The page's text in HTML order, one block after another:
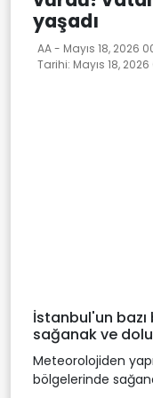
yaşadı
AA - Mayıs 18, 2026
Tarihi: Mayıs 18,
İstanbul'un
sağanak ve
Meteorolojiden
bölgelerinde